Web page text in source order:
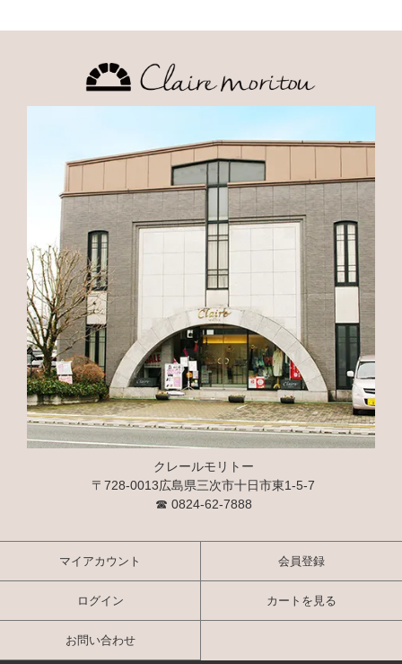
クレールモリトー
〒728-0013広島県三次市十日市東1-5-7
☎ 0824-62-7888
マイアカウント 会員登録
ログイン カートを見る
お問い合わせ